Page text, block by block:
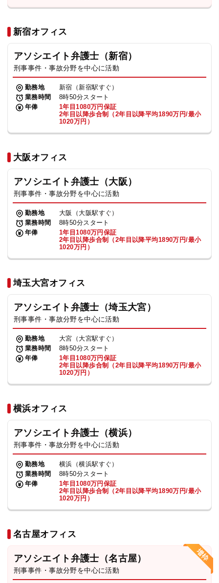
新宿オフィス
アソシエイト弁護士（新宿）
刑事事件・事故分野を中心に活動
勤務地
新宿（新宿駅すぐ）
業務時間
8時50分スタート
年俸
1年目1080万円保証
2年目以降歩合制（2年目以降平均1890万円/最小
1020万円）
大阪オフィス
アソシエイト弁護士（大阪）
刑事事件・事故分野を中心に活動
勤務地
大阪（大阪駅すぐ）
業務時間
8時50分スタート
年俸
1年目1080万円保証
2年目以降歩合制（2年目以降平均1890万円/最小
1020万円）
埼玉大宮オフィス
アソシエイト弁護士（埼玉大宮）
刑事事件・事故分野を中心に活動
勤務地
大宮（大宮駅すぐ）
業務時間
8時50分スタート
年俸
1年目1080万円保証
2年目以降歩合制（2年目以降平均1890万円/最小
1020万円）
横浜オフィス
アソシエイト弁護士（横浜）
刑事事件・事故分野を中心に活動
勤務地
横浜（横浜駅すぐ）
業務時間
8時50分スタート
年俸
1年目1080万円保証
2年目以降歩合制（2年目以降平均1890万円/最小
1020万円）
名古屋オフィス
アソシエイト弁護士（名古屋）
刑事事件・事故分野を中心に活動
求人採用
お知らせ
特設サイト
相談先情報サイト
法人グループ
プライバシーポリシー 利用規約
TikTok受賞 定義集 動画集